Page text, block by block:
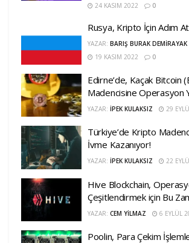
24 KASIM 2022
0
Rusya, Kripto İçin Adım
YAZAR: BARIŞ BURAK DEMIRAYAK
19 KASIM 2022
0
Edirne’de, Kaçak Bitcoin
Madencisine Operasyon
YAZAR: İPEK KULAKSIZ 29
Türkiye’de Kripto
İvme Kazanıyor!
YAZAR: İPEK KULAKSIZ 22
Hive Blockchain,
Çeşitlendirmek için Bu
YAZAR: CEM YILMAZ 6 EYLÜL
Poolin, Para Çekim